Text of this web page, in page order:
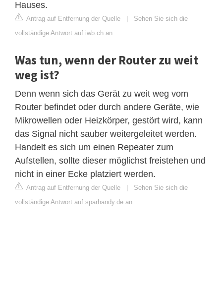
Hauses.
Antrag auf Entfernung der Quelle | Sehen Sie sich die
vollständige Antwort auf iwb.ch an
Was tun, wenn der Router zu weit
weg ist?
Denn wenn sich das Gerät zu weit weg vom
Router befindet oder durch andere Geräte, wie
Mikrowellen oder Heizkörper, gestört wird, kann
das Signal nicht sauber weitergeleitet werden.
Handelt es sich um einen Repeater zum
Aufstellen, sollte dieser möglichst freistehen und
nicht in einer Ecke platziert werden.
Antrag auf Entfernung der Quelle | Sehen Sie sich die
vollständige Antwort auf sparhandy.de an